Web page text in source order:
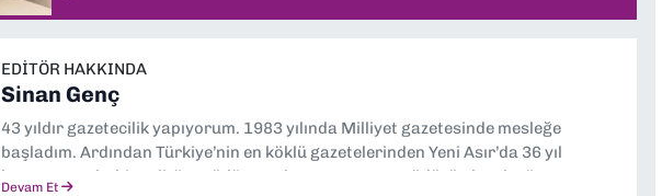
EDITÖR HAKKINDA
Sinan Genç
43 yıldır gazetecilik yapıyorum. 1983 yılında Milliyet gazetesinde mesleğe
başladım. Ardından Türkiye’nin en köklü gazetelerinden Yeni Asır’da 36 yıl
boyunca muhabir, editör, müdür yardımcısı ve spor müdürü olarak görev
Devam Et